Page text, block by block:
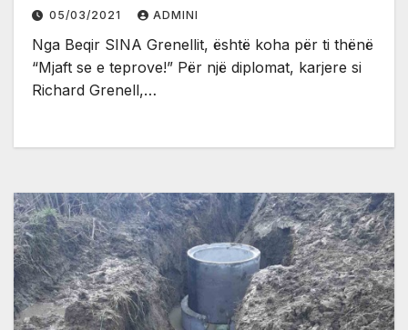
05/03/2021 ADMINI
Nga Beqir SINA Grenellit, është koha për ti thënë
“Mjaft se e teprove!” Për një diplomat, karjere si
Richard Grenell,…